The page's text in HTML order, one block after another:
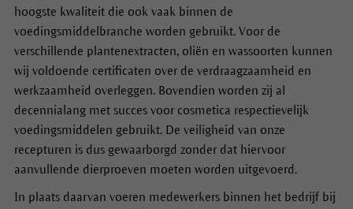
hoogste kwaliteit die ook vaak binnen de
voedingsmiddelbranche worden gebruikt. Voor de
verschillende plantenextracten, oliën en wassoorten kunnen
wij voldoende certificaten over de verdraagzaamheid en
werkzaamheid overleggen. Bovendien worden zij al
decennialang met succes voor cosmetica respectievelijk
voedingsmiddelen gebruikt. De veiligheid van onze
recepturen is dus gewaarborgd zonder dat hiervoor
aanvullende dierproeven moeten worden uitgevoerd.
In plaats daarvan voeren medewerkers binnen het bedrijf bij